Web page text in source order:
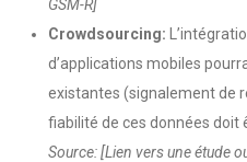
GSM-R]
Crowdsourcing:
d’applications mobiles
existantes (signalement de
fiabilité de ces données doit
Source: [Lien vers une étude